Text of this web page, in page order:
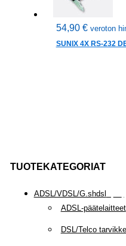
TUOTEKATEGORIAT
ADSL/VDSL/G.shdsl
ADSL-päätelaitteet
DSL/Telco
54,90 € veroton
SUNIX 4X RS-232